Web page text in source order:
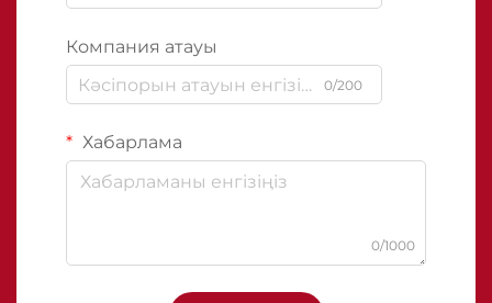
Компания атауы
0/200
Хабарлама
0/1000